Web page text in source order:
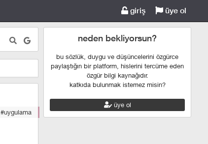
giriş üye ol
#uygulama
neden bekliyorsun?
bu sözlük, duygu ve düşüncelerini özgürce
paylaştığın bir platform, hislerini tercüme eden
özgür bilgi kaynağıdır.
katkıda bulunmak istemez misin?
üye ol